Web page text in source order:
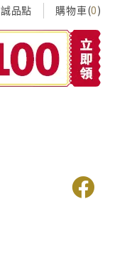
誠品點 購物車(0)